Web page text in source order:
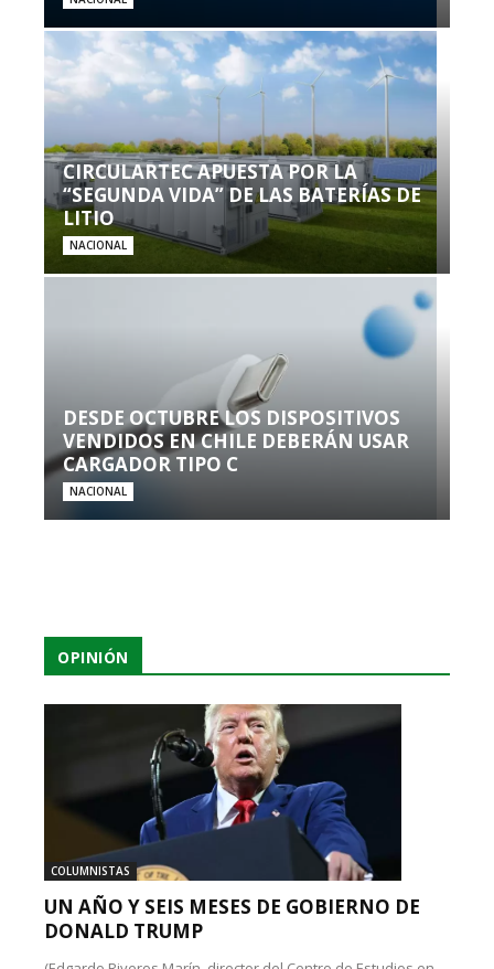
CIRCULARTEC APUESTA POR LA
“SEGUNDA VIDA” DE LAS BATERÍAS DE
LITIO
NACIONAL
DESDE OCTUBRE LOS DISPOSITIVOS
VENDIDOS EN CHILE DEBERÁN USAR
CARGADOR TIPO C
NACIONAL
OPINIÓN
COLUMNISTAS
UN AÑO Y SEIS MESES DE GOBIERNO DE
DONALD TRUMP